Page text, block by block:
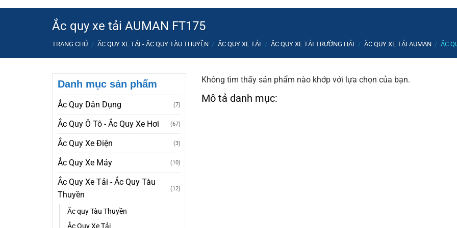
Ắc quy xe tải AUMAN FT175
TRANG CHỦ / ẮC QUY XE TẢI - ẮC QUY TÀU THUYỀN / ẮC QUY XE TẢI / ẮC QUY XE TẢI TRƯỜNG HẢI / ẮC QUY XE TẢI AUMAN / ẮC
Danh mục sản phẩm
Ắc Quy Dân Dụng (7)
Ắc Quy Ô Tô - Ắc Quy Xe Hơi (67)
Ắc Quy Xe Điện (3)
Ắc Quy Xe Máy (10)
Ắc Quy Xe Tải - Ắc Quy Tàu
Thuyền
(12)
Ắc quy Tàu Thuyền
Ắc Quy Xe Tải
Không tìm thấy sản phẩm nào khớp với lựa chọn của bạn.
Mô tả danh mục: